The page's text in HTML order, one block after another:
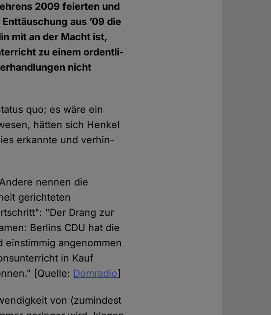
2009 fei­er­ten und
aus ’09 die
mit an der Macht ist,
zu einem ordent­li­
nicht
quo; es wäre ein
hätten sich Henkel
erkannte und ver­hin­
nen­nen die
gerich­te­ten
"Der Drang zur
Berlins CDU hat die
ein­stim­mig ange­nom­men
in Kauf
[Quelle: Domradio]
von (zumin­dest